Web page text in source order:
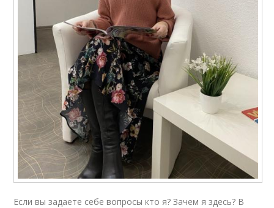
Если вы задаете себе вопросы кто я? Зачем я здесь? В